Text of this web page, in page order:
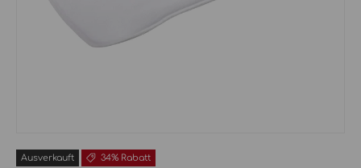
Ausverkauft 34% Rabatt